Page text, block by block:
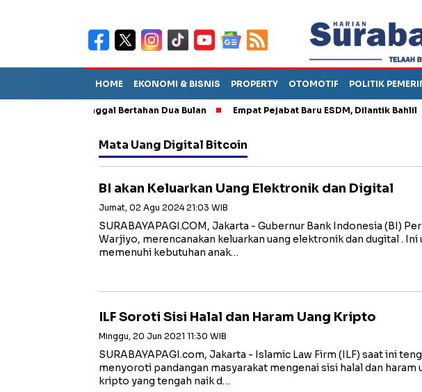
HOME EKONOMI & BISNIS PROPERTY OTOMOTIF POLITIK
Tinggal Bertahan Dua Bulan Empat Pejabat Baru ESDM, Dilantik Bahlil
Mata Uang Digital Bitcoin
BI akan Keluarkan Uang Elektronik dan Digital
Jumat, 02 Agu 2024 21:03 WIB
SURABAYAPAGI.COM, Jakarta - Gubernur Bank Indonesia (BI)
Warjiyo, merencanakan keluarkan uang elektronik dan dugital . Ini
memenuhi kebutuhan anak…
ILF Soroti Sisi Halal dan Haram Uang Kripto
Minggu, 20 Jun 2021 11:30 WIB
SURABAYAPAGI.com, Jakarta - Islamic Law Firm (ILF) saat ini
menyoroti pandangan masyarakat mengenai sisi halal dan haram
kripto yang tengah naik d…